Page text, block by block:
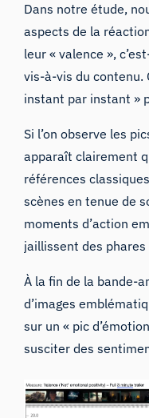
Dans notre étude,
aspects de la
leur « valence »,
vis-à-vis du
instant par instant »
Si l’on observe les
apparaît clairement
références
scènes en tenue de
moments d’action
jaillissent des phares
À la fin de la bande-
d’images
sur un « pic
susciter des